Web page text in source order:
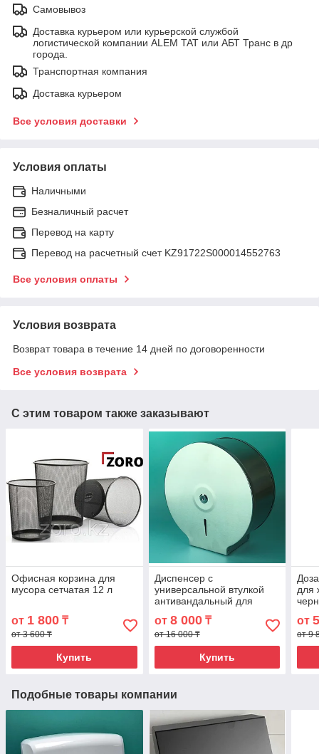
Самовывоз
Доставка курьером или курьерской службой
логистической компании ALEM TAT или АБТ Транс в др
города.
Транспортная компания
Доставка курьером
Все условия доставки
Условия оплаты
Наличными
Безналичный расчет
Перевод на карту
Перевод на расчетный счет KZ91722S000014552763
Все условия оплаты
Условия возврата
Возврат товара в течение 14 дней по договоренности
Все условия возврата
С этим товаром также заказывают
Офисная корзина для
мусора сетчатая 12 л
от 1 800 ₸
от 3 600 ₸
Купить
Диспенсер c
универсальной втулкой
антивандальный для
металлический. JM-1
от 8 000₸
от 16 000 ₸
Купить
для
от
от 9
Подобные товары компании